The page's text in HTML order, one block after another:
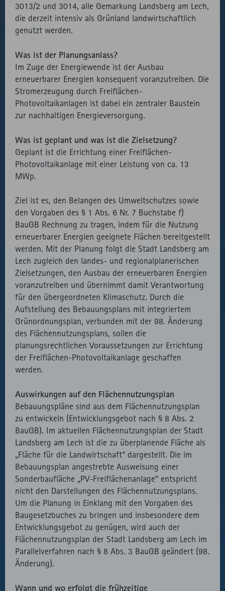
3013/2 und 3014, alle Gemarkung Landsberg am Lech,
die derzeit intensiv als Grünland landwirtschaftlich
genutzt werden.
Was ist der Planungsanlass?
Im Zuge der Energiewende ist der Ausbau
erneuerbarer Energien konsequent voranzutreiben. Die
Stromerzeugung durch Freiflächen-
Photovoltaikanlagen ist dabei ein zentraler Baustein
zur nachhaltigen Energieversorgung.
Was ist geplant und was ist die Zielsetzung?
Geplant ist die Errichtung einer Freiflächen-
Photovoltaikanlage mit einer Leistung von ca. 13
MWp.
Ziel ist es, den Belangen des Umweltschutzes sowie
den Vorgaben des § 1 Abs. 6 Nr. 7 Buchstabe f)
BauGB Rechnung zu tragen, indem für die Nutzung
erneuerbarer Energien geeignete Flächen bereitgestellt
werden. Mit der Planung folgt die Stadt Landsberg am
Lech zugleich den landes- und regionalplanerischen
Zielsetzungen, den Ausbau der erneuerbaren Energien
voranzutreiben und übernimmt damit Verantwortung
für den übergeordneten Klimaschutz. Durch die
Aufstellung des Bebauungsplans mit integriertem
Grünordnungsplan, verbunden mit der 98. Änderung
des Flächennutzungsplans, sollen die
planungsrechtlichen Voraussetzungen zur Errichtung
der Freiflächen-Photovoltaikanlage geschaffen
werden.
Auswirkungen auf den Flächennutzungsplan
Bebauungspläne sind aus dem Flächennutzungsplan
zu entwickeln (Entwicklungsgebot nach § 8 Abs. 2
BauGB). Im aktuellen Flächennutzungsplan der Stadt
Landsberg am Lech ist die zu überplanende Fläche als
„Fläche für die Landwirtschaft“ dargestellt. Die im
Bebauungsplan angestrebte Ausweisung einer
Sonderbaufläche „PV-Freiflächenanlage“ entspricht
nicht den Darstellungen des Flächennutzungsplans.
Um die Planung in Einklang mit den Vorgaben des
Baugesetzbuches zu bringen und insbesondere dem
Entwicklungsgebot zu genügen, wird auch der
Flächennutzungsplan der Stadt Landsberg am Lech im
Parallelverfahren nach § 8 Abs. 3 BauGB geändert (98.
Änderung).
Wann und wo erfolgt die frühzeitige